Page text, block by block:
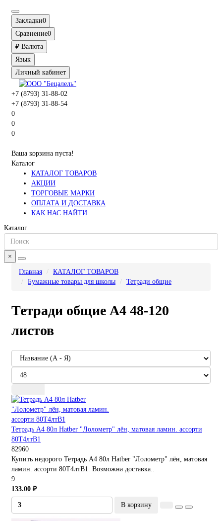
Закладки0
Сравнение0
₽ Валюта
Язык
Личный кабинет
+7 (8793) 31-88-02
+7 (8793) 31-88-54
0
0
0
Ваша корзина пуста!
Каталог
КАТАЛОГ ТОВАРОВ
АКЦИИ
ТОРГОВЫЕ МАРКИ
ОПЛАТА И ДОСТАВКА
КАК НАС НАЙТИ
Каталог
×
Главная
КАТАЛОГ ТОВАРОВ
Бумажные товары для школы
Тетради общие
Тетради общие А4 48-120
листов
Тетрадь А4 80л Hatber "Лолометр" лён, матовая ламин. ассорти
80Т4лтВ1
82960
Купить недорого Тетрадь А4 80л Hatber "Лолометр" лён, матовая
ламин. ассорти 80Т4лтВ1. Возможна доставка..
9
133.00 ₽
В корзину